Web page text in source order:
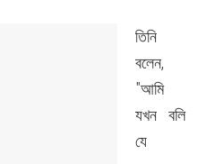
তিনি
বলেন,
"আমি
যখন বলি
যে